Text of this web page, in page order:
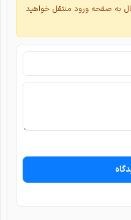
به صفحه ورود منتقل خواهید